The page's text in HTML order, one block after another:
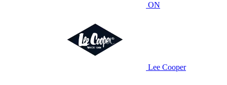
ON
Lee Cooper